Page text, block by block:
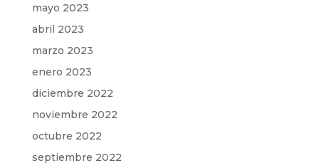
mayo 2023
abril 2023
marzo 2023
enero 2023
diciembre 2022
noviembre 2022
octubre 2022
septiembre 2022